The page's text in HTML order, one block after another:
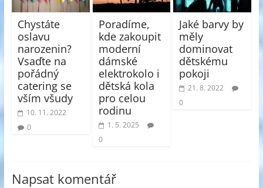
Chystáte
oslavu
narozenin?
Vsaďte na
pořádný
catering se
vším všudy
10. 11. 2022
0
Poradíme,
kde zakoupit
moderní
dámské
elektrokolo i
dětská kola
pro celou
rodinu
1. 5. 2025
0
Jaké barvy by
měly
dominovat
dětskému
pokoji
21. 8. 2022
0
Napsat komentář